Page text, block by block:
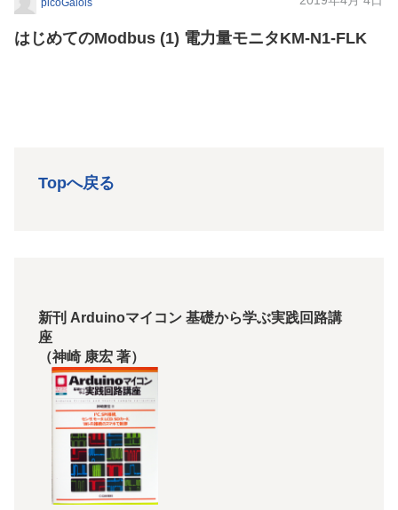
picoGalois
はじめてのModbus (1) 電力量モニタKM-N1-FLK
Topへ戻る
新刊 Arduinoマイコン 基礎から学ぶ実践回路講
座
（神崎 康宏 著）